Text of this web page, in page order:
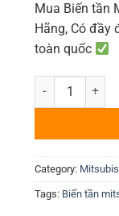
Mua Biến tần
Hãng, Có đầy
toàn quốc
Biến tần
Category:
Tags: Biến tần